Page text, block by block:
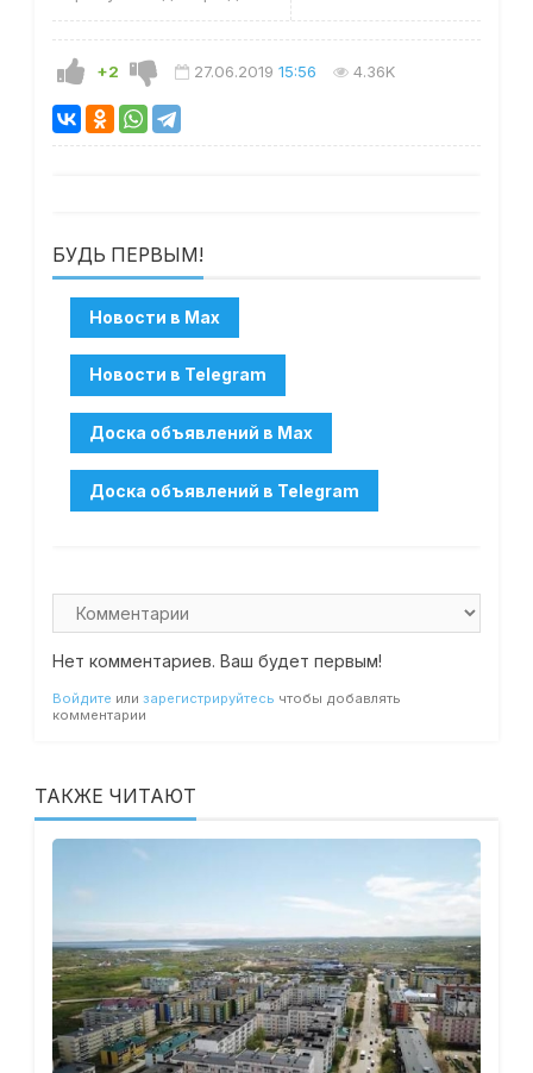
+2 27.06.2019 15:56 4.36K
БУДЬ ПЕРВЫМ!
Нет комментариев. Ваш будет первым!
Войдите или зарегистрируйтесь чтобы добавлять
комментарии
ТАКЖЕ ЧИТАЮТ